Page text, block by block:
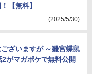
【無料】
(2025/5/30)
ございますが ～雛宮蝶鼠
がマガポケで無料公開